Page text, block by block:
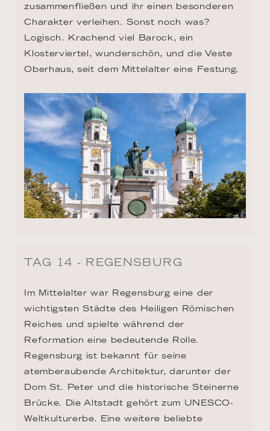
zusammenfließen und ihr einen besonderen
Charakter verleihen. Sonst noch was?
Logisch. Krachend viel Barock, ein
Klosterviertel, wunderschön, und die Veste
Oberhaus, seit dem Mittelalter eine Festung.
TAG 14 - REGENSBURG
Im Mittelalter war Regensburg eine der
wichtigsten Städte des Heiligen Römischen
Reiches und spielte während der
Reformation eine bedeutende Rolle.
Regensburg ist bekannt für seine
atemberaubende Architektur, darunter der
Dom St. Peter und die historische Steinerne
Brücke. Die Altstadt gehört zum UNESCO-
Weltkulturerbe. Eine weitere beliebte